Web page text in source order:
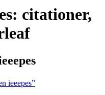
citationer,
ieeepes”